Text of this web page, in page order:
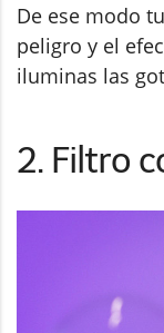
De ese modo
peligro y el
iluminas las
2. Filtro